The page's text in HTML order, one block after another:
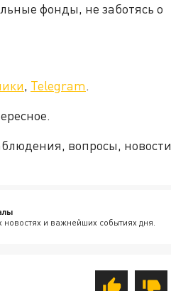
фонды, не заботясь о
, Telegram.
вопросы, новости
и важнейших событиях дня.